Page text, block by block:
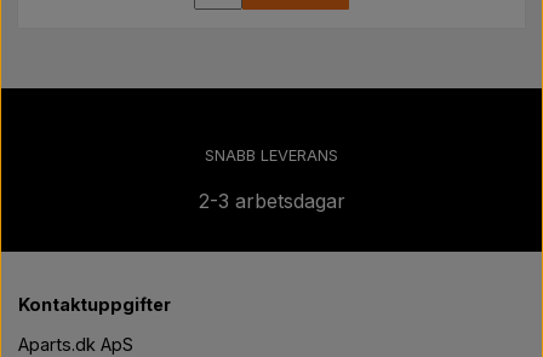
SNABB LEVERANS
2-3 arbetsdagar
Kontaktuppgifter
Aparts.dk ApS